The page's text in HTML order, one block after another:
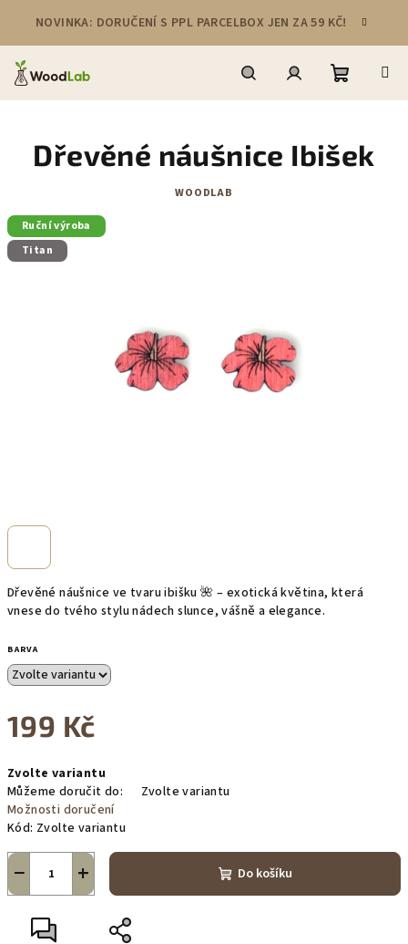
obsah
NOVINKA: DORUČENÍ S PPL PARCELBOX JEN ZA 59 KČ!
HledatPřihlášeníNákupní
košík
Dřevěné náušnice ve tvaru ibišku 🌺 – exotická květina, která
vnese do tvého stylu nádech slunce, vášně a elegance.
BARVA
199 Kč
cena:
Zvolte variantu
Můžeme doručit do:
Zvolte variantu
Možnosti doručení
Kód: Zvolte variantu
+
− Do košíku
Dřevěné náušnice Ibišek
WOODLAB
Ruční výroba
Titan